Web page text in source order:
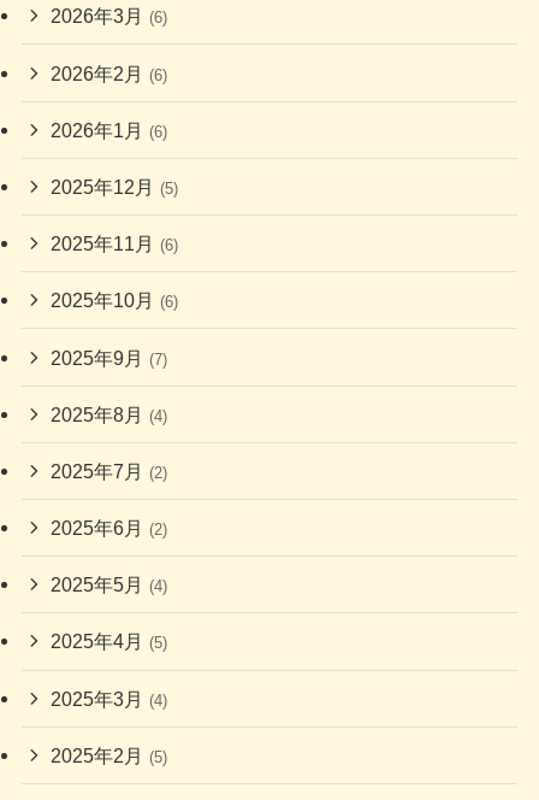
2026年3月 (6)
2026年2月 (6)
2026年1月 (6)
2025年12月 (5)
2025年11月 (6)
2025年10月 (6)
2025年9月 (7)
2025年8月 (4)
2025年7月 (2)
2025年6月 (2)
2025年5月 (4)
2025年4月 (5)
2025年3月 (4)
2025年2月 (5)